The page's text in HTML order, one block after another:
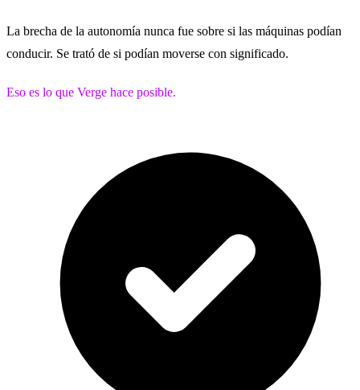
La brecha de la autonomía nunca fue sobre si las máquinas podían
conducir. Se trató de si podían moverse con significado.
Eso es lo que Verge hace posible.